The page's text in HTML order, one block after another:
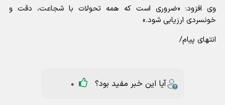
وی افزود: «ضروری است که همه تحولات با شجاعت، دقت و
خونسردی ارزیابی شود.»
انتهای پیام/
آیا این خبر مفید بود؟ 0